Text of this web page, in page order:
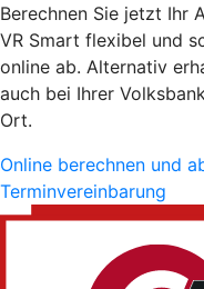
Berechnen Sie jetzt Ihr
VR Smart flexibel und
online ab. Alternativ
auch bei Ihrer
Ort.
Online berechnen und
Terminvereinbarung